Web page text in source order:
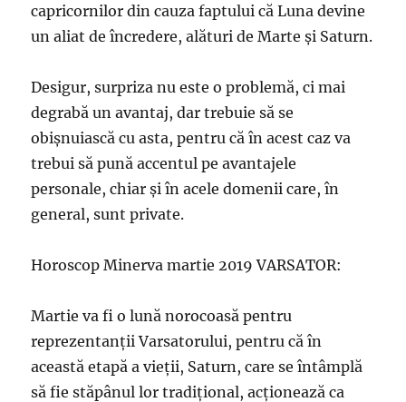
capricornilor din cauza faptului că Luna devine
un aliat de încredere, alături de Marte și Saturn.
Desigur, surpriza nu este o problemă, ci mai
degrabă un avantaj, dar trebuie să se
obișnuiască cu asta, pentru că în acest caz va
trebui să pună accentul pe avantajele
personale, chiar și în acele domenii care, în
general, sunt private.
Horoscop Minerva martie 2019 VARSATOR:
Martie va fi o lună norocoasă pentru
reprezentanții Varsatorului, pentru că în
această etapă a vieții, Saturn, care se întâmplă
să fie stăpânul lor tradiţional, acționează ca